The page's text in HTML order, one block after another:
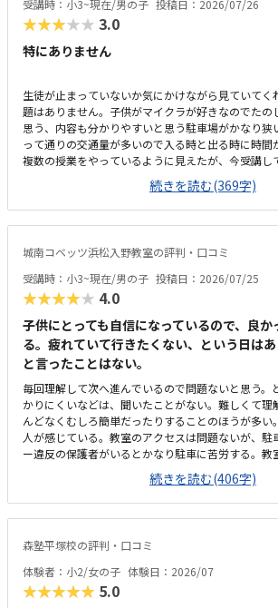
で、ひとりでトイレに行かせるのがかなり心配です
れることなくじっくり考えながら学習できるのが嬉
受講時：小3~現在/男の子 投稿日：2026/07/26
★★★★★ 3.0
特にありま
生徒が止まっていないか気にかけながら見ていてく
題はありません。子供がマイクラが好きなのでたの
思う、内容も分かりやすいと思う駐車場がかなり狭
って通りの交通量が多いので入る時と出る時に時間
複数の授業をやっているように見えたが、今受講し
スとかぶっていないので気にはしていないこのくら
だと思う、特に不満はないです。回数も週一回で特
かな雰囲気で学習できるのはよい、先生も生徒がつ
かけながらされているので問題ないです部屋が1つ
かぶっていると声が聞こえて集中できないなどの心
ありま
続きを読む(369字)
城南コベッツ浜松入野教室の評判・口コミ
受講時：小3~現在/男の子 投稿日：2026/07/25
★★★★★ 4.0
子供にとっても自信になっているので、良か
る。疲れていて行きたくない、という日は
と言ったことはない。
毎回理解して次へ進んでいるので問題ないと思う。
かりにくいなどは、聞いたことがない。難しくて理
んどなくむしろ簡単だったりすることのほうが多い
人が感じている。教室のアクセスは問題ないが、駐
ー違反の保護者がいるとかなり駐車に苦労する。教
ている。教室というより、保護者のマナー問題。個
置いているおやつが駄菓子とかでなく、良いオヤツ
いつも嬉しそう。こういった些細なことも、テンシ
になる。プログラミングについては、ロボットでは
等に比べると安いが、他とあまり比較していないた
ベテランでいらっしゃるので、保護者にとってもた
さる。非常に頼りになり、細かく要望も対応してく
特に思い当たらない。
続きを読む(406字)
森塾平塚校の評判・口コミ
体験者：小2/女の子 体験日：2026/07
★★★★★ 5.0